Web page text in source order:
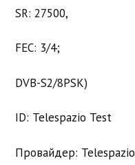
SR: 27500,
FEC: 3/4;
DVB-S2/8PSK)
ID: Telespazio Test
Провайдер: Telespazio